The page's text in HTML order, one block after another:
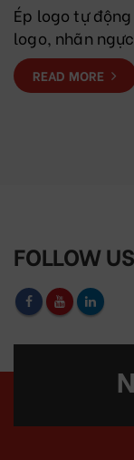
Ép logo tự
logo, nhãn
READ MORE
FOLLOW US